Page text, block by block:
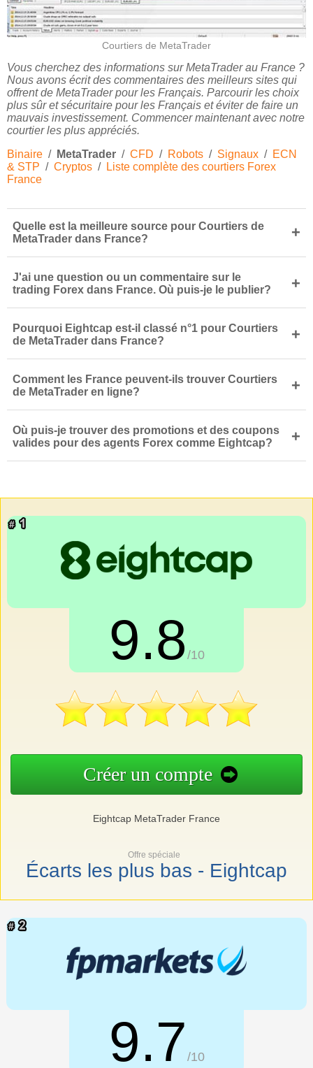
Courtiers de MetaTrader
Vous cherchez des informations sur MetaTrader au France ?
Nous avons écrit des commentaires des meilleurs sites qui
offrent de MetaTrader pour les Français. Parcourir les choix
plus sûr et sécuritaire pour les Français et éviter de faire un
mauvais investissement. Commencer maintenant avec notre
courtier les plus appréciés.
Binaire / MetaTrader / CFD / Robots / Signaux / ECN
& STP / Cryptos / Liste complète des courtiers Forex
France
Quelle est la meilleure source pour Courtiers de
MetaTrader dans France?
+
J'ai une question ou un commentaire sur le
trading Forex dans France. Où puis-je le publier?
+
Pourquoi Eightcap est-il classé n°1 pour Courtiers
de MetaTrader dans France?
+
Comment les France peuvent-ils trouver Courtiers
de MetaTrader en ligne?
+
Où puis-je trouver des promotions et des coupons
valides pour des agents Forex comme Eightcap?
+
9.8 /10
Créer un compte
Eightcap MetaTrader France
Offre spéciale
Écarts les plus bas - Eightcap
9.7 /10